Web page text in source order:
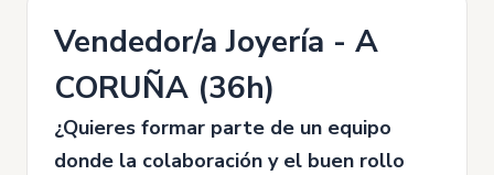
Vendedor/a Joyería - A
CORUÑA (36h)
¿Quieres formar parte de un equipo
donde la colaboración y el buen rollo